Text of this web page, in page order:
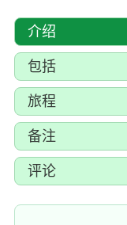
介绍
包括
旅程
备注
评论